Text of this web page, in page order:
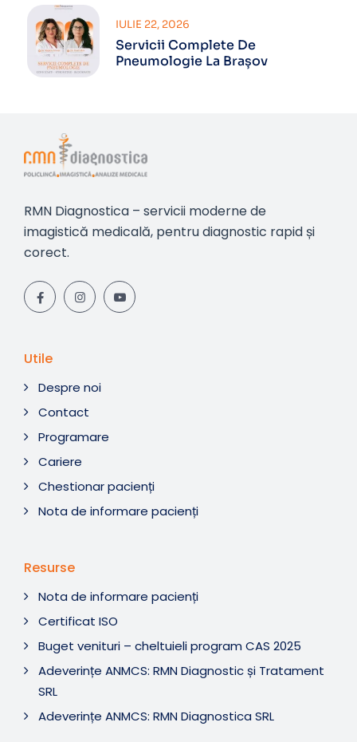
Servicii Complete De
Pneumologie La Brașov
IULIE 22, 2026
RMN Diagnostica – servicii moderne de
imagistică medicală, pentru diagnostic rapid și
corect.
Utile
Despre noi
Contact
Programare
Cariere
Chestionar pacienți
Nota de informare pacienți
Resurse
Nota de informare pacienți
Certificat ISO
Buget venituri – cheltuieli program CAS 2025
Adeverințe ANMCS: RMN Diagnostic și Tratament
SRL
Adeverințe ANMCS: RMN Diagnostica SRL